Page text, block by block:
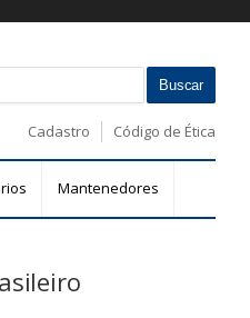
u
c
a
r
Cadastro Código de Ética
Mantenedores